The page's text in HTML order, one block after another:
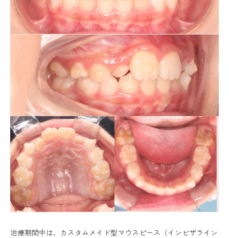
治療期間中は、カスタムメイド型マウスピース（インビザライン